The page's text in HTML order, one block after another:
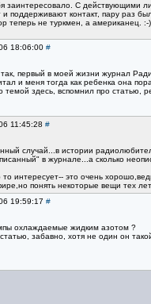
заинтересовало. С действующими
и поддерживают контакт, пару раз
теперь не туркмен, а американец. :-)
18:06:00 #
первый в моей жизни журнал
и меня тогда как ребенка она
темой здесь, вспомнил про статью,
11:45:28 #
случай...в истории
в журнале...а сколько
то интересует-- это очень
понять некоторые вещи тех
19:59:17 #
охлаждаемые жидким азотом ?
забавно, хотя не один он